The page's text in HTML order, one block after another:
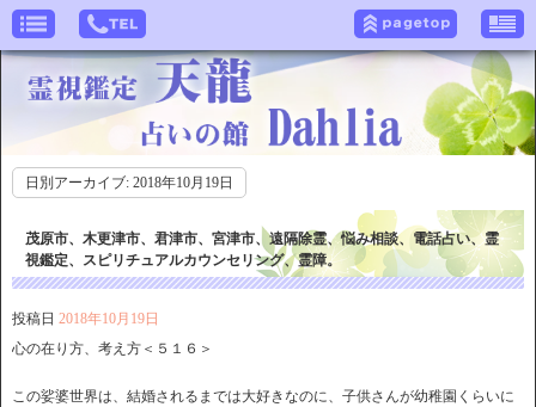
日別アーカイブ: 2018年10月19日
茂原市、木更津市、君津市、宮津市、遠隔除霊、悩み相談、電話占い、霊
視鑑定、スピリチュアルカウンセリング、霊障。
投稿日 2018年10月19日
心の在り方、考え方＜５１６＞
この娑婆世界は、結婚されるまでは大好きなのに、子供さんが幼稚園くらいに